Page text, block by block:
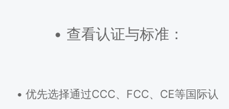
• 查看认证与标准：
• 优先选择通过CCC、FCC、CE等国际认